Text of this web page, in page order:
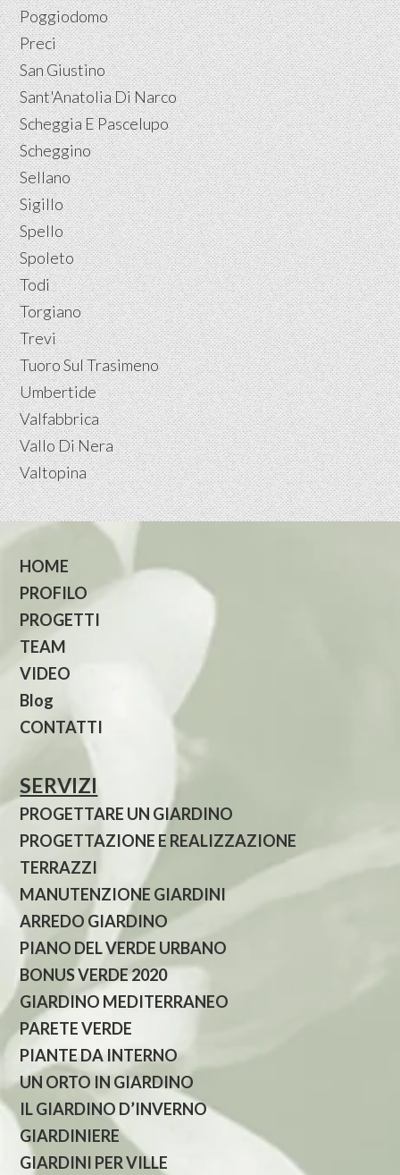
Poggiodomo
Preci
San Giustino
Sant'Anatolia Di Narco
Scheggia E Pascelupo
Scheggino
Sellano
Sigillo
Spello
Spoleto
Todi
Torgiano
Trevi
Tuoro Sul Trasimeno
Umbertide
Valfabbrica
Vallo Di Nera
Valtopina
HOME
PROFILO
PROGETTI
TEAM
VIDEO
Blog
CONTATTI
SERVIZI
PROGETTARE UN GIARDINO
PROGETTAZIONE E REALIZZAZIONE
TERRAZZI
MANUTENZIONE GIARDINI
ARREDO GIARDINO
PIANO DEL VERDE URBANO
BONUS VERDE 2020
GIARDINO MEDITERRANEO
PARETE VERDE
PIANTE DA INTERNO
UN ORTO IN GIARDINO
IL GIARDINO D’INVERNO
GIARDINIERE
GIARDINI PER VILLE